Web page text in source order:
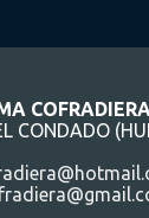
COFRADIERA
CONDADO